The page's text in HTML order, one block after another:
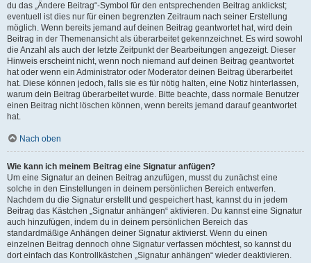
du das „Ändere Beitrag“-Symbol für den entsprechenden Beitrag anklickst;
eventuell ist dies nur für einen begrenzten Zeitraum nach seiner Erstellung
möglich. Wenn bereits jemand auf deinen Beitrag geantwortet hat, wird dein
Beitrag in der Themenansicht als überarbeitet gekennzeichnet. Es wird sowohl
die Anzahl als auch der letzte Zeitpunkt der Bearbeitungen angezeigt. Dieser
Hinweis erscheint nicht, wenn noch niemand auf deinen Beitrag geantwortet
hat oder wenn ein Administrator oder Moderator deinen Beitrag überarbeitet
hat. Diese können jedoch, falls sie es für nötig halten, eine Notiz hinterlassen,
warum dein Beitrag überarbeitet wurde. Bitte beachte, dass normale Benutzer
einen Beitrag nicht löschen können, wenn bereits jemand darauf geantwortet
hat.
Nach oben
Wie kann ich meinem Beitrag eine Signatur anfügen?
Um eine Signatur an deinen Beitrag anzufügen, musst du zunächst eine
solche in den Einstellungen in deinem persönlichen Bereich entwerfen.
Nachdem du die Signatur erstellt und gespeichert hast, kannst du in jedem
Beitrag das Kästchen „Signatur anhängen“ aktivieren. Du kannst eine Signatur
auch hinzufügen, indem du in deinem persönlichen Bereich das
standardmäßige Anhängen deiner Signatur aktivierst. Wenn du einen
einzelnen Beitrag dennoch ohne Signatur verfassen möchtest, so kannst du
dort einfach das Kontrollkästchen „Signatur anhängen“ wieder deaktivieren.